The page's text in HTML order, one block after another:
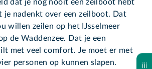
dat je nog nooit een zeilboot hebt
je nadenkt over een zeilboot. Dat
willen zeilen op het IJsselmeer
de Waddenzee. Dat je een
met veel comfort. Je moet er met
personen op kunnen slapen.